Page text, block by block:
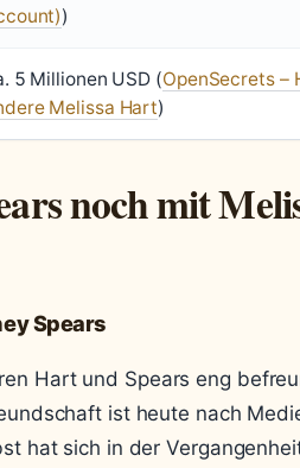
)
5 Millionen USD (OpenSecrets –
Melissa Hart)
noch mit
Spears
Hart und Spears eng
ist heute nach
hat sich in der